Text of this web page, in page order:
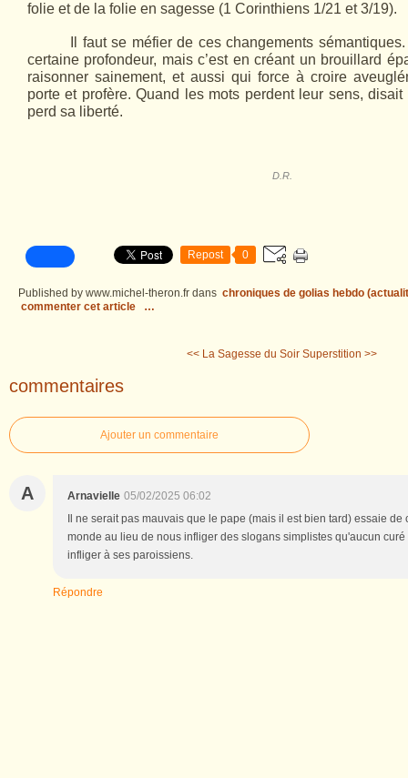
folie et de la folie en sagesse (1 Corinthiens 1/21 et 3/19).
Il faut se méfier de ces changements
certaine profondeur, mais c’est en créant un brouillard
raisonner sainement, et aussi qui force à croire
porte et profère. Quand les mots perdent leur sens, disait
perd sa liberté.
D.R.
Repost 0
Published by www.michel-theron.fr dans chroniques de golias hebdo
commenter cet article
…
<< La Sagesse du Soir Superstition >>
commentaires
Ajouter un commentaire
A Arnavielle 05/02/2025 06:02
Il ne serait pas mauvais que le pape (mais il est bien tard) essaie de
monde au lieu de nous infliger des slogans simplistes qu'aucun
infliger à ses paroissiens.
Répondre